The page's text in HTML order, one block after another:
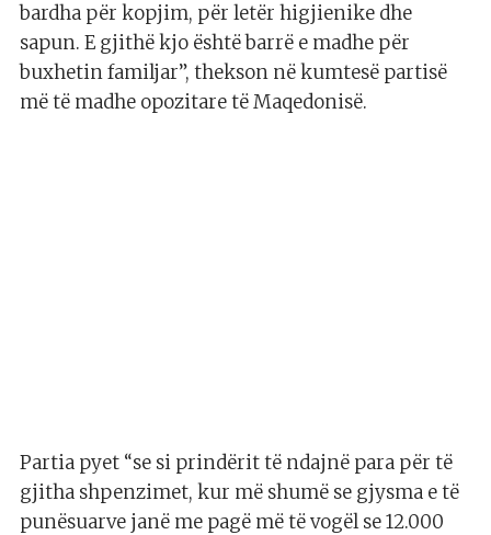
bardha për kopjim, për letër higjienike dhe
sapun. E gjithë kjo është barrë e madhe për
buxhetin familjar”, thekson në kumtesë partisë
më të madhe opozitare të Maqedonisë.
Partia pyet “se si prindërit të ndajnë para për të
gjitha shpenzimet, kur më shumë se gjysma e të
punësuarve janë me pagë më të vogël se 12.000